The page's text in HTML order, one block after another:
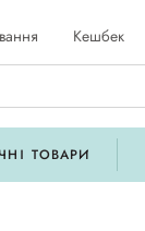
Кешбек
ТОВАРИ